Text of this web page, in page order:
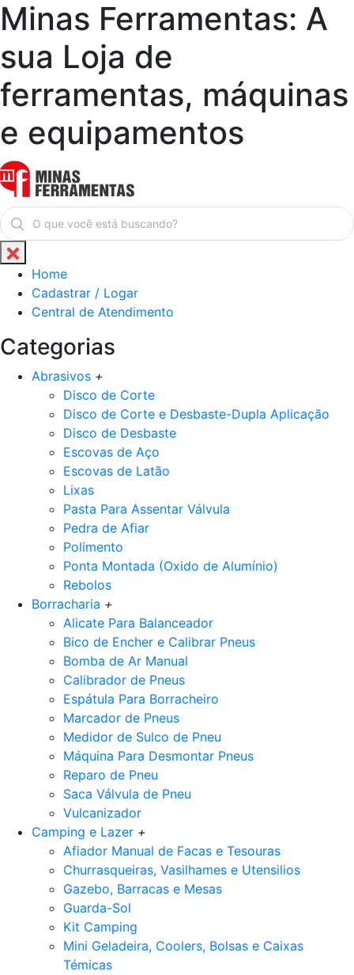
Minas Ferramentas: A
sua Loja de
ferramentas, máquinas
e equipamentos
Home
Cadastrar / Logar
Central de Atendimento
Categorias
Abrasivos +
Disco de Corte
Disco de Corte e Desbaste-Dupla Aplicação
Disco de Desbaste
Escovas de Aço
Escovas de Latão
Lixas
Pasta Para Assentar Válvula
Pedra de Afiar
Polimento
Ponta Montada (Oxido de Alumínio)
Rebolos
Borracharia +
Alicate Para Balanceador
Bico de Encher e Calibrar Pneus
Bomba de Ar Manual
Calibrador de Pneus
Espátula Para Borracheiro
Marcador de Pneus
Medidor de Sulco de Pneu
Máquina Para Desmontar Pneus
Reparo de Pneu
Saca Válvula de Pneu
Vulcanizador
Camping e Lazer +
Afiador Manual de Facas e Tesouras
Churrasqueiras, Vasilhames e Utensilios
Gazebo, Barracas e Mesas
Guarda-Sol
Kit Camping
Mini Geladeira, Coolers, Bolsas e Caixas
Témicas